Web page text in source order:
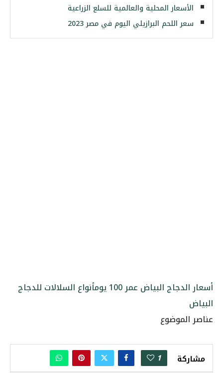
الأسعار المحلية والعالمية للسلع الزراعية
سعر اللحم البرازيلي اليوم في مصر 2023
أسعار الدجاج البياض عمر 100 يوم
أنواع السلالات للدجاج
البياض
عناصر الموضوع
مشاركة 1